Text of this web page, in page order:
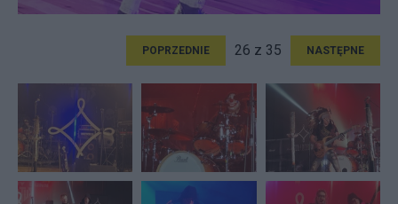
POPRZEDNIE 26 z 35 NASTĘPNE